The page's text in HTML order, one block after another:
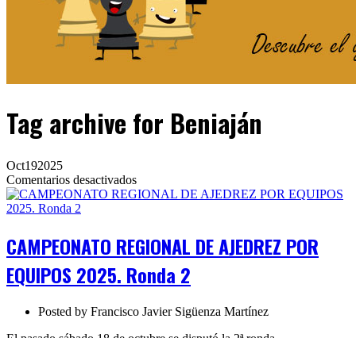
Tag archive for Beniaján
Oct192025
Comentarios desactivadosen
CAMPEONATO
POR
2025.
2
CAMPEONATO REGIONAL DE AJEDREZ POR
EQUIPOS 2025. Ronda 2
Posted by Francisco Javier Sigüenza Martínez